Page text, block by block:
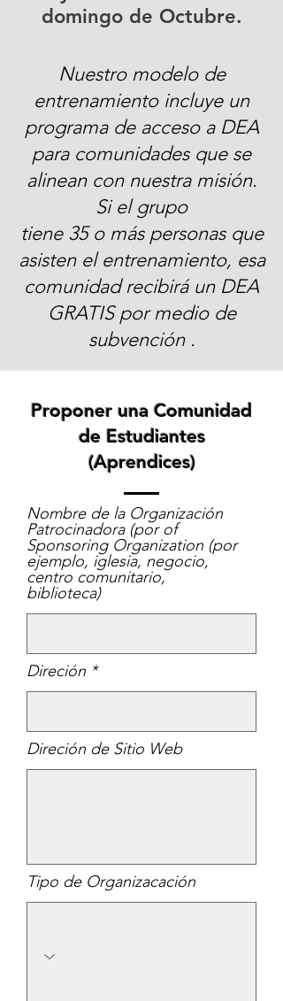
domingo de Octubre.
Nuestro modelo de
entrenamiento incluye un
programa de acceso a DEA
para comunidades que se
alinean con nuestra misión.
Si el grupo
tiene 35 o más personas que
asisten el entrenamiento, esa
comunidad recibirá un DEA
GRATIS por medio de
subvención .
Proponer una Comunidad
de Estudiantes
(Aprendices)
Nombre de la Organización
Patrocinadora (por of
Sponsoring Organization (por
ejemplo, iglesia, negocio,
centro comunitario,
biblioteca)
Direción
Direción de Sitio Web
Tipo de Organizacación